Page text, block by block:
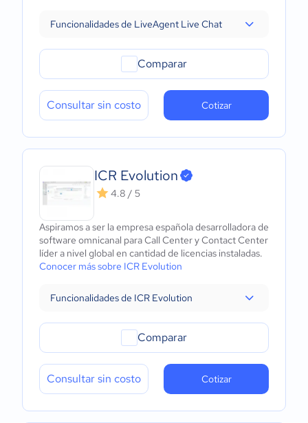
Funcionalidades de LiveAgent Live Chat
Comparar
Consultar sin costo Cotizar
ICR Evolution
4.8 / 5
Aspiramos a ser la empresa española desarrolladora de
software omnicanal para Call Center y Contact Center
líder a nivel global en cantidad de licencias instaladas.
Conocer más sobre ICR Evolution
Funcionalidades de ICR Evolution
Comparar
Consultar sin costo Cotizar